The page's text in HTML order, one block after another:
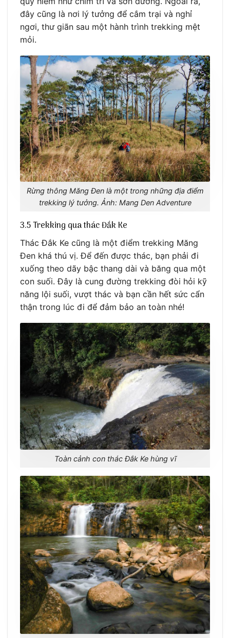
đây cũng là nơi lý tưởng để cắm trại và nghỉ
ngơi, thư giãn sau một hành trình trekking mệt
mỏi.
Rừng thông Măng Đen là một trong những địa điểm
trekking lý tưởng. Ảnh: Mang Den Adventure
3.5 Trekking qua thác Đắk Ke
Thác Đắk Ke cũng là một điểm trekking Măng
Đen khá thú vị. Để đến được thác, bạn phải đi
xuống theo dãy bậc thang dài và băng qua một
con suối. Đây là cung đường trekking đòi hỏi kỹ
năng lội suối, vượt thác và bạn cần hết sức cẩn
thận trong lúc đi để đảm bảo an toàn nhé!
Toàn cảnh con thác Đắk Ke hùng vĩ